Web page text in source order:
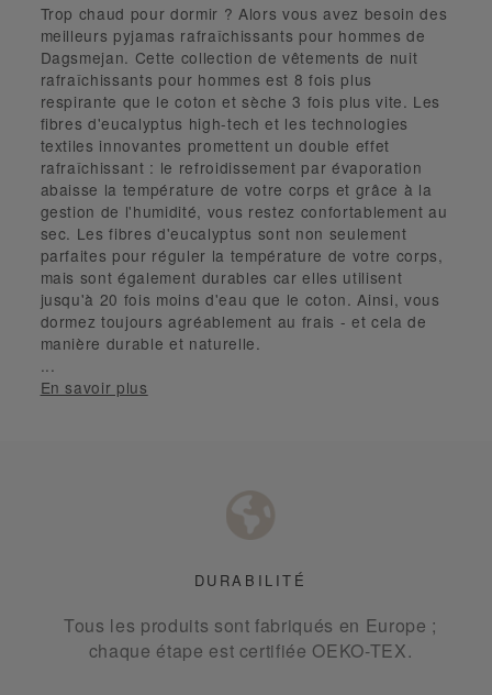
Trop chaud pour dormir ? Alors vous avez besoin des
meilleurs pyjamas rafraîchissants pour hommes de
Dagsmejan. Cette collection de vêtements de nuit
rafraîchissants pour hommes est 8 fois plus
respirante que le coton et sèche 3 fois plus vite. Les
fibres d'eucalyptus high-tech et les technologies
textiles innovantes promettent un double effet
rafraîchissant : le refroidissement par évaporation
abaisse la température de votre corps et grâce à la
gestion de l'humidité, vous restez confortablement au
sec. Les fibres d'eucalyptus sont non seulement
parfaites pour réguler la température de votre corps,
mais sont également durables car elles utilisent
jusqu'à 20 fois moins d'eau que le coton. Ainsi, vous
dormez toujours agréablement au frais - et cela de
manière durable et naturelle.
...
En savoir plus
DURABILITÉ
Tous les produits sont fabriqués en Europe ;
chaque étape est certifiée OEKO-TEX.